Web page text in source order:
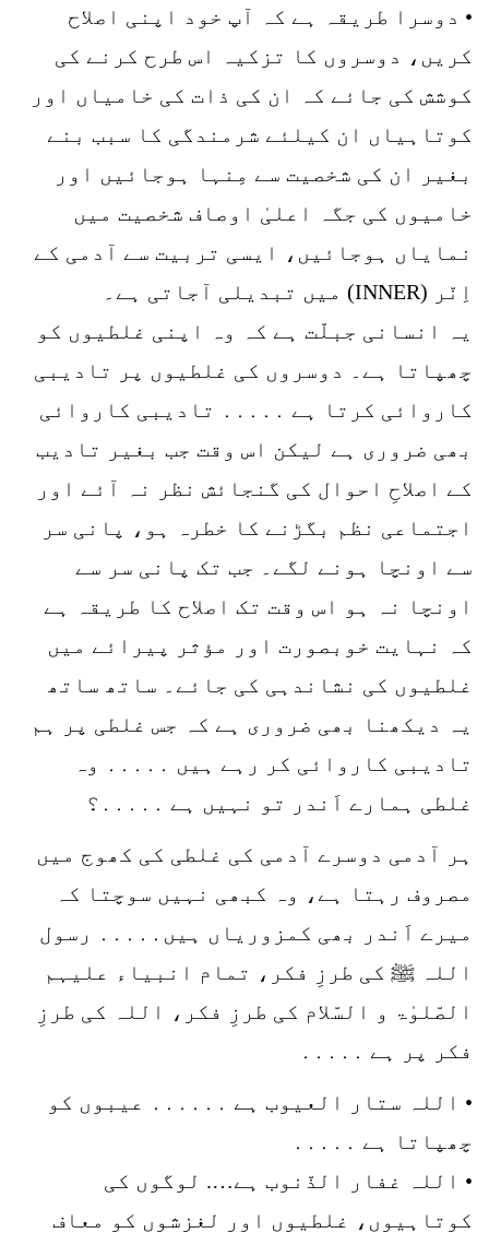
• دوسرا طریقہ ہے کہ آپ خود اپنی اصلاح
کریں، دوسروں کا تزکیہ اس طرح کرنے کی
کوشش کی جائے کہ ان کی ذات کی خامیاں اور
کوتاہیاں ان کیلئے شرمندگی کا سبب بنے
بغیر ان کی شخصیت سے مِنہا ہوجائیں اور
خامیوں کی جگہ اعلیٰ اوصاف شخصیت میں
نمایاں ہوجائیں، ایسی تربیت سے آدمی کے
اِنّر (INNER) میں تبدیلی آجاتی ہے۔
یہ انسانی جبلّت ہے کہ وہ اپنی غلطیوں کو
چھپاتا ہے۔ دوسروں کی غلطیوں پر تادیبی
کاروائی کرتا ہے ․․․․․ تادیبی کاروائی
بھی ضروری ہے لیکن اس وقت جب بغیر تادیب
کے اصلاحِ احوال کی گنجائش نظر نہ آئے اور
اجتماعی نظم بگڑنے کا خطرہ ہو، پانی سر
سے اونچا ہونے لگے۔ جب تک پانی سر سے
اونچا نہ ہو اس وقت تک اصلاح کا طریقہ ہے
کہ نہایت خوبصورت اور مؤثر پیرائے میں
غلطیوں کی نشاندہی کی جائے۔ ساتھ ساتھ
یہ دیکھنا بھی ضروری ہے کہ جس غلطی پر ہم
تادیبی کاروائی کر رہے ہیں ․․․․․ وہ
غلطی ہمارے اَندر تو نہیں ہے ․․․․․؟
ہر آدمی دوسرے آدمی کی غلطی کی کھوج میں
مصروف رہتا ہے، وہ کبھی نہیں سوچتا کہ
میرے اَندر بھی کمزوریاں ہیں․․․․․ رسول
اللہ ﷺ کی طرزِ فکر، تمام انبیاء علیہم
الصّلوٰۃ و السّلام کی طرزِ فکر، اللہ کی طرزِ
فکر پر ہے ․․․․․
• اللہ ستار العیوب ہے ․․․․․․ عیبوں کو
چھپاتا ہے ․․․․․
• اللہ غفار الذّنوب ہے…. لوگوں کی
کوتاہیوں، غلطیوں اور لغزشوں کو معاف